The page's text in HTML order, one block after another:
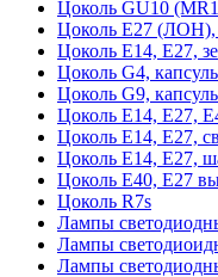
Цоколь GU10
Цоколь Е27 (ЛОН),
Цоколь Е14, Е27,
Цоколь G4,
Цоколь G9,
Цоколь Е14, Е27,
Цоколь Е14, Е27,
Цоколь Е14, Е27,
Цоколь Е40, Е27
Цоколь R7s
Лампы
Лампы
Лампы